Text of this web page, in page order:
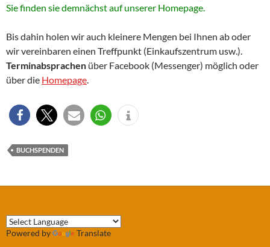
Sie finden sie demnächst auf unserer Homepage.
Bis dahin holen wir auch kleinere Mengen bei Ihnen ab oder
wir vereinbaren einen Treffpunkt (Einkaufszentrum usw.).
Terminabsprachen über Facebook (Messenger) möglich oder
über die Homepage.
BUCHSPENDEN
Powered by Translate